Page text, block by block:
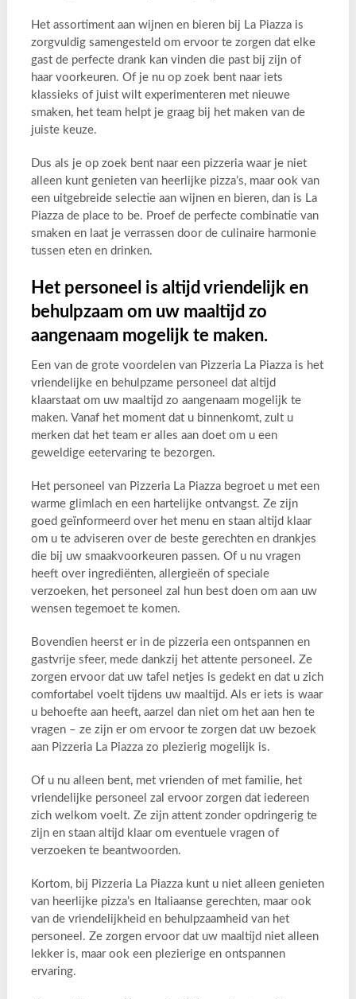
Het assortiment aan wijnen en bieren bij La Piazza is
zorgvuldig samengesteld om ervoor te zorgen dat elke
gast de perfecte drank kan vinden die past bij zijn of
haar voorkeuren. Of je nu op zoek bent naar iets
klassieks of juist wilt experimenteren met nieuwe
smaken, het team helpt je graag bij het maken van de
juiste keuze.
Dus als je op zoek bent naar een pizzeria waar je niet
alleen kunt genieten van heerlijke pizza’s, maar ook van
een uitgebreide selectie aan wijnen en bieren, dan is La
Piazza de place to be. Proef de perfecte combinatie van
smaken en laat je verrassen door de culinaire harmonie
tussen eten en drinken.
Het personeel is altijd vriendelijk en
behulpzaam om uw maaltijd zo
aangenaam mogelijk te maken.
Een van de grote voordelen van Pizzeria La Piazza is het
vriendelijke en behulpzame personeel dat altijd
klaarstaat om uw maaltijd zo aangenaam mogelijk te
maken. Vanaf het moment dat u binnenkomt, zult u
merken dat het team er alles aan doet om u een
geweldige eetervaring te bezorgen.
Het personeel van Pizzeria La Piazza begroet u met een
warme glimlach en een hartelijke ontvangst. Ze zijn
goed geïnformeerd over het menu en staan altijd klaar
om u te adviseren over de beste gerechten en drankjes
die bij uw smaakvoorkeuren passen. Of u nu vragen
heeft over ingrediënten, allergieën of speciale
verzoeken, het personeel zal hun best doen om aan uw
wensen tegemoet te komen.
Bovendien heerst er in de pizzeria een ontspannen en
gastvrije sfeer, mede dankzij het attente personeel. Ze
zorgen ervoor dat uw tafel netjes is gedekt en dat u zich
comfortabel voelt tijdens uw maaltijd. Als er iets is waar
u behoefte aan heeft, aarzel dan niet om het aan hen te
vragen – ze zijn er om ervoor te zorgen dat uw bezoek
aan Pizzeria La Piazza zo plezierig mogelijk is.
Of u nu alleen bent, met vrienden of met familie, het
vriendelijke personeel zal ervoor zorgen dat iedereen
zich welkom voelt. Ze zijn attent zonder opdringerig te
zijn en staan altijd klaar om eventuele vragen of
verzoeken te beantwoorden.
Kortom, bij Pizzeria La Piazza kunt u niet alleen genieten
van heerlijke pizza’s en Italiaanse gerechten, maar ook
van de vriendelijkheid en behulpzaamheid van het
personeel. Ze zorgen ervoor dat uw maaltijd niet alleen
lekker is, maar ook een plezierige en ontspannen
ervaring.